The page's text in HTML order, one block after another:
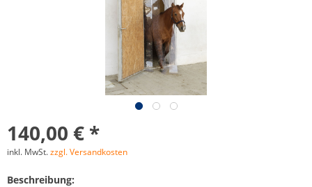
140,00 € *
inkl. MwSt.zzgl. Versandkosten
Beschreibung: